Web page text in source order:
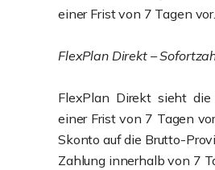
einer Frist von 7 Tagen vor.
FlexPlan Direkt –
FlexPlan Direkt sieht
einer Frist von 7 Tagen
Skonto auf die Brutto-
Zahlung innerhalb von 7